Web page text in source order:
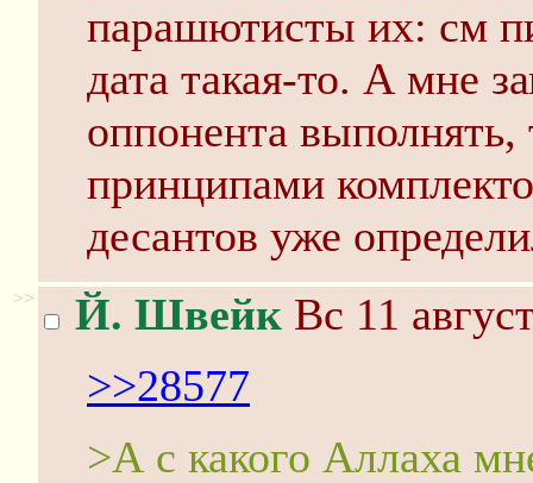
парашютисты их: см
дата такая-то. А мне
оппонента выполнять,
принципами
десантов уже
>> Й. Швейк Вс 11
>>28577
>А с какого Аллаха